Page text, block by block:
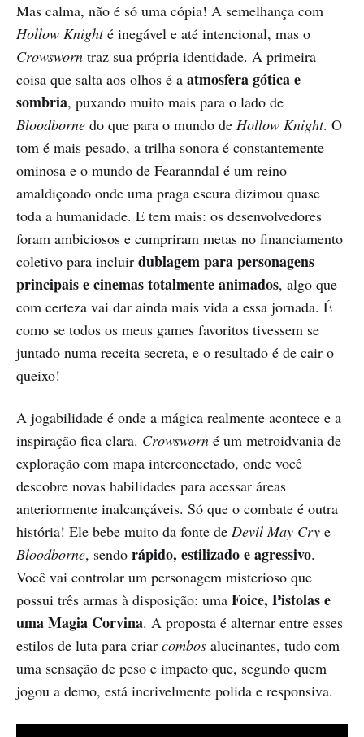
Mas calma, não é só uma cópia! A semelhança com
Hollow Knighté inegável e até intencional, mas o
Crowsworn traz sua própria identidade. A primeira
coisa que salta aos olhos é a atmosfera gótica e
sombria, puxando muito mais para o lado de
Bloodborne do que para o mundo de Hollow Knight. O
tom é mais pesado, a trilha sonora é constantemente
ominosa e o mundo de Fearanndal é um reino
amaldiçoado onde uma praga escura dizimou quase
toda a humanidade. E tem mais: os desenvolvedores
foram ambiciosos e cumpriram metas no financiamento
coletivo para incluir dublagem para personagens
principais e cinemas totalmente animados, algo que
com certeza vai dar ainda mais vida a essa jornada. É
como se todos os meus games favoritos tivessem se
juntado numa receita secreta, e o resultado é de cair o
queixo!
A jogabilidade é onde a mágica realmente acontece e a
inspiração fica clara. Crowsworn é um metroidvania de
exploração com mapa interconectado, onde você
descobre novas habilidades para acessar áreas
anteriormente inalcançáveis. Só que o combate é outra
história! Ele bebe muito da fonte de Devil May Cry e
Bloodborne, sendo rápido, estilizado e agressivo.
Você vai controlar um personagem misterioso que
possui três armas à disposição: uma Foice, Pistolas e
uma Magia Corvina. A proposta é alternar entre esses
estilos de luta para criar combos alucinantes, tudo com
uma sensação de peso e impacto que, segundo quem
jogou a demo, está incrivelmente polida e responsiva.